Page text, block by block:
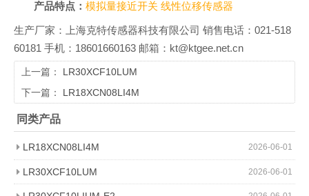
产品特点：模拟量接近开关线性位移传感器
生产厂家：上海克特传感器科技有限公司 销售电话：021-518
60181 手机：18601660163 邮箱：kt@ktgee.net.cn
上一篇： LR30XCF10LUM
下一篇： LR18XCN08LI4M
同类产品
2026-06-01
LR18XCN08LI4M
2026-06-01
LR30XCF10LUM